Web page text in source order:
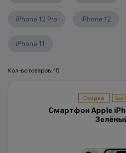
iPhone 12 Pro iPhone 12
iPhone 11
Кол-во товаров: 15
Скидка
Смартфон Apple